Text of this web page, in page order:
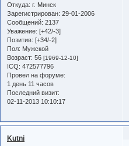
Откуда: г. Минск
Зарегистрирован: 29-01-2006
Сообщений: 2137
Уважение: [+42/-3]
Позитив: [+34/-2]
Пол: Мужской
Возраст: 56 [1969-12-10]
ICQ: 472577796
Провел на форуме:
1 день 11 часов
Последний визит:
02-11-2013 10:10:17
Kutni